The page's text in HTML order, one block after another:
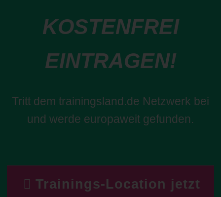
KOSTENFREI
EINTRAGEN!
Tritt dem trainingsland.de Netzwerk bei
und werde europaweit gefunden.
Trainings-Location jetzt